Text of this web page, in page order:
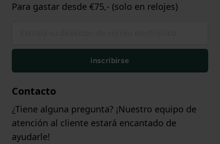
Para gastar desde €75,- (solo en relojes)
inscribirse
Contacto
¿Tiene alguna pregunta? ¡Nuestro equipo de
atención al cliente estará encantado de
ayudarle!